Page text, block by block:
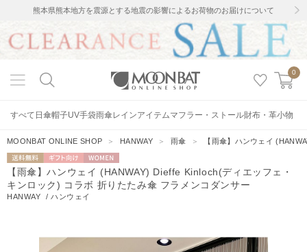
熊本県熊本地方を震源とする地震の影響によるお荷物のお届けについて
0
すべて 日傘帽子UV手袋雨傘レインアイテムマフラー・ストール財布・革小物
MOONBAT ONLINE SHOP ＞ HANWAY ＞ 雨傘 ＞ 【雨傘】ハンウェイ
送料無料
ギフト向
け
WOMEN
【雨傘】ハンウェイ (HANWAY) Dieffe Kinloch(ディエッフェ・
キンロック) コラボ 折りたたみ傘 フラメンコダンサー
HANWAY /ハンウェイ